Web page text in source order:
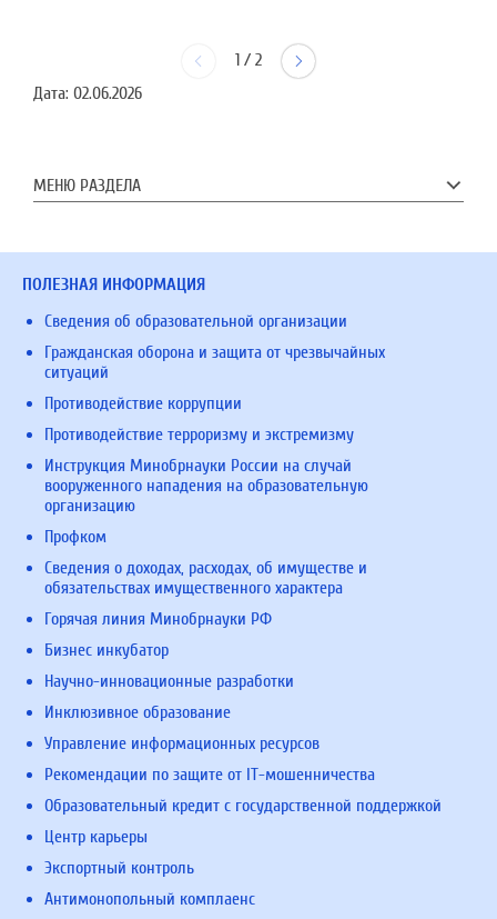
1 / 2
Дата: 02.06.2026
МЕНЮ РАЗДЕЛА
ПОЛЕЗНАЯ ИНФОРМАЦИЯ
Сведения об образовательной организации
Гражданская оборона и защита от чрезвычайных
ситуаций
Противодействие коррупции
Противодействие терроризму и экстремизму
Инструкция Минобрнауки России на случай
вооруженного нападения на образовательную
организацию
Профком
Сведения о доходах, расходах, об имуществе и
обязательствах имущественного характера
Горячая линия Минобрнауки РФ
Бизнес инкубатор
Научно-инновационные разработки
Инклюзивное образование
Управление информационных ресурсов
Рекомендации по защите от IT-мошенничества
Образовательный кредит с государственной поддержкой
Центр карьеры
Экспортный контроль
Антимонопольный комплаенс